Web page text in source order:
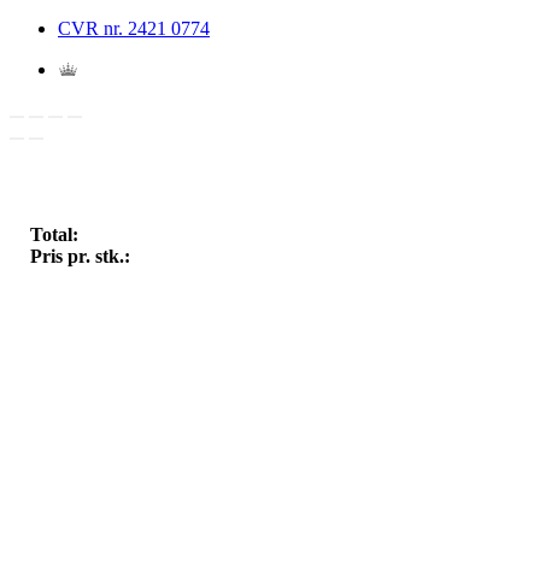
Total:
Pris pr. stk.:
CVR nr. 2421 0774